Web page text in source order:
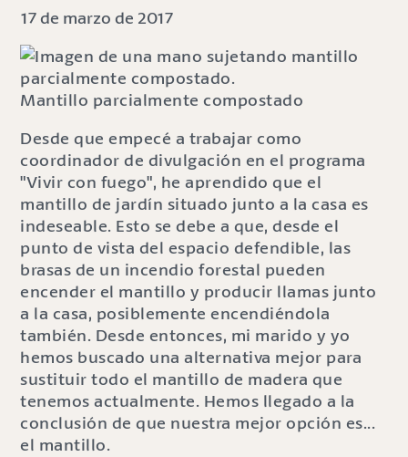
17 de marzo de 2017
Mantillo parcialmente compostado
Desde que empecé a trabajar como
coordinador de divulgación en el programa
"Vivir con fuego", he aprendido que el
mantillo de jardín situado junto a la casa es
indeseable. Esto se debe a que, desde el
punto de vista del espacio defendible, las
brasas de un incendio forestal pueden
encender el mantillo y producir llamas junto
a la casa, posiblemente encendiéndola
también. Desde entonces, mi marido y yo
hemos buscado una alternativa mejor para
sustituir todo el mantillo de madera que
tenemos actualmente. Hemos llegado a la
conclusión de que nuestra mejor opción es...
el mantillo.